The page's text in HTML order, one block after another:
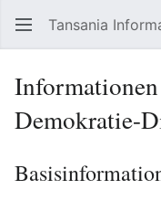
Tansania
Demokratie-